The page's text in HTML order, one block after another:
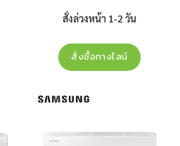
ตั้ง32,000฿.
สั่งล่วงหน้า 1-2 วัน
สั่งซื้อทางไลน์